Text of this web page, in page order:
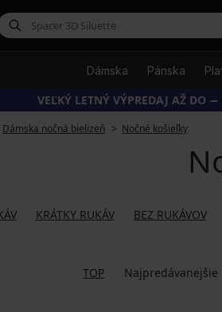
Dámska Pánska
VEĽKÝ LETNÝ VÝPREDAJ AŽ DO
Dámska nočná bielizeň Nočné košieľky
KRÁTKY RUKÁV BEZ RUKÁVOV
TOP Najpredávanejšie